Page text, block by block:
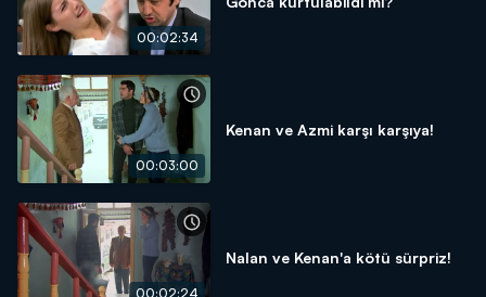
00:02:34
00:03:00
Kenan ve Azmi karşı karşıya!
00:02:24
Nalan ve Kenan'a kötü sürpriz!